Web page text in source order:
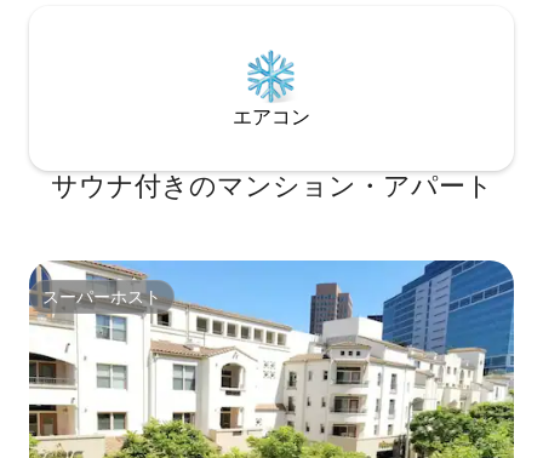
エアコン
サウナ付きのマンション・アパート
スーパーホスト
スーパーホスト